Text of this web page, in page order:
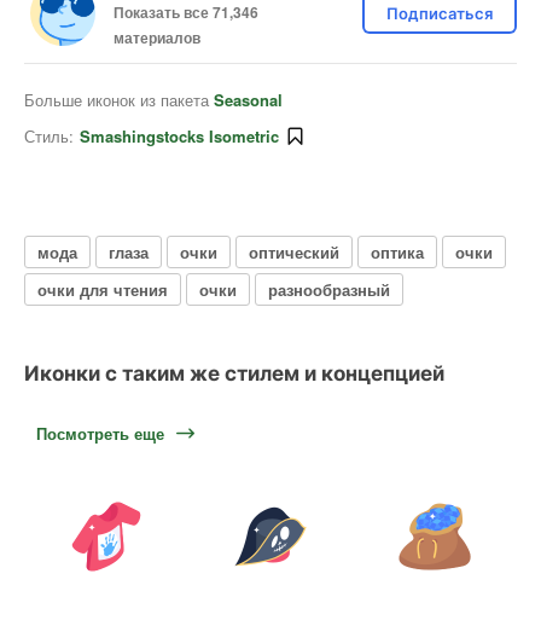
Показать все 71,346
материалов
Подписаться
Больше иконок из пакета Seasonal
Стиль: Smashingstocks Isometric
мода глаза очки оптический оптика
очки
очки для чтения
очки разнообразный
Иконки с таким же стилем и концепцией
Посмотреть еще